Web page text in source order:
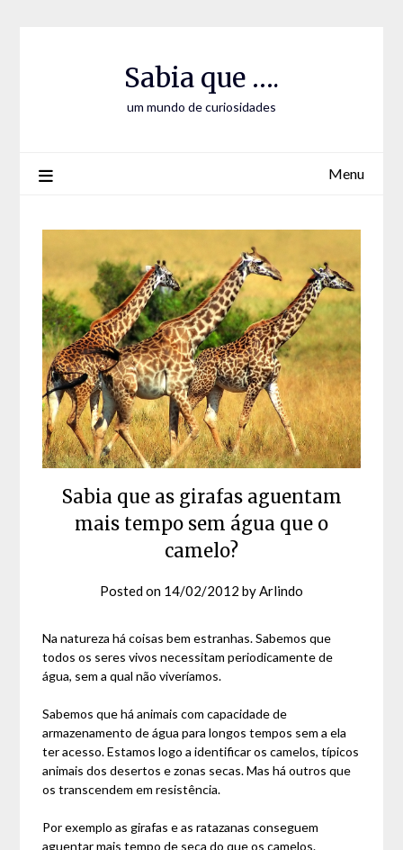
Sabia que ….
um mundo de curiosidades
Menu
Sabia que as girafas aguentam
mais tempo sem água que o
camelo?
Posted on 14/02/2012 byArlindo
Na natureza há coisas bem estranhas. Sabemos que
todos os seres vivos necessitam periodicamente de
água, sem a qual não viveríamos.
Sabemos que há animais com capacidade de
armazenamento de água para longos tempos sem a ela
ter acesso. Estamos logo a identificar os camelos, típicos
animais dos desertos e zonas secas. Mas há outros que
os transcendem em resistência.
Por exemplo as girafas e as ratazanas conseguem
aguentar mais tempo de seca do que os camelos.